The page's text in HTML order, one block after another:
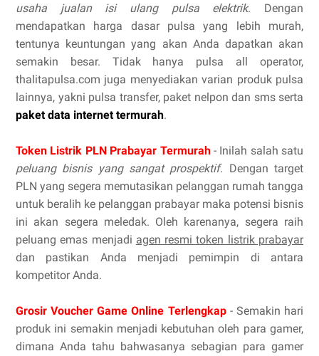
usaha jualan isi ulang pulsa elektrik. Dengan
mendapatkan harga dasar pulsa yang lebih murah,
tentunya keuntungan yang akan Anda dapatkan akan
semakin besar. Tidak hanya pulsa all operator,
thalitapulsa.com juga menyediakan varian produk pulsa
lainnya, yakni pulsa transfer, paket nelpon dan sms serta
paket data internet termurah.
Token Listrik PLN Prabayar Termurah- Inilah salah satu
peluang bisnis yang sangat prospektif. Dengan target
PLN yang segera memutasikan pelanggan rumah tangga
untuk beralih ke pelanggan prabayar maka potensi bisnis
ini akan segera meledak. Oleh karenanya, segera raih
peluang emas menjadi agen resmi token listrik prabayar
dan pastikan Anda menjadi pemimpin di antara
kompetitor Anda.
Grosir Voucher Game Online Terlengkap- Semakin hari
produk ini semakin menjadi kebutuhan oleh para gamer,
dimana Anda tahu bahwasanya sebagian para gamer